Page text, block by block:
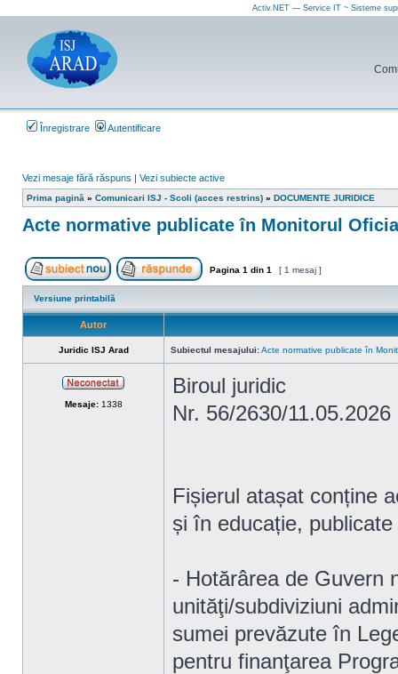
Activ.NET — Service IT ~ Sisteme
Înregistrare Autentificare
Vezi mesaje fără răspuns | Vezi subiecte active
Prima pagină » Comunicari ISJ - Scoli (acces restrins) » DOCUMENTE JURIDICE
Acte normative publicate în Monitorul
Scrie un subiect nou Răspunde la subiect
Pagina 1 din 1 [ 1 mesaj ]
Versiune printabilă
Autor
Juridic ISJ Arad Subiectul mesajului:Acte normative publicate în
Mesaje:1338
Biroul juridic
Nr. 56/2630/11.05.2026
Fișierul atașat conține
și în educație,
- Hotărârea de Guvern
unităţi/subdiviziuni
sumei prevăzute în
pentru finanţarea